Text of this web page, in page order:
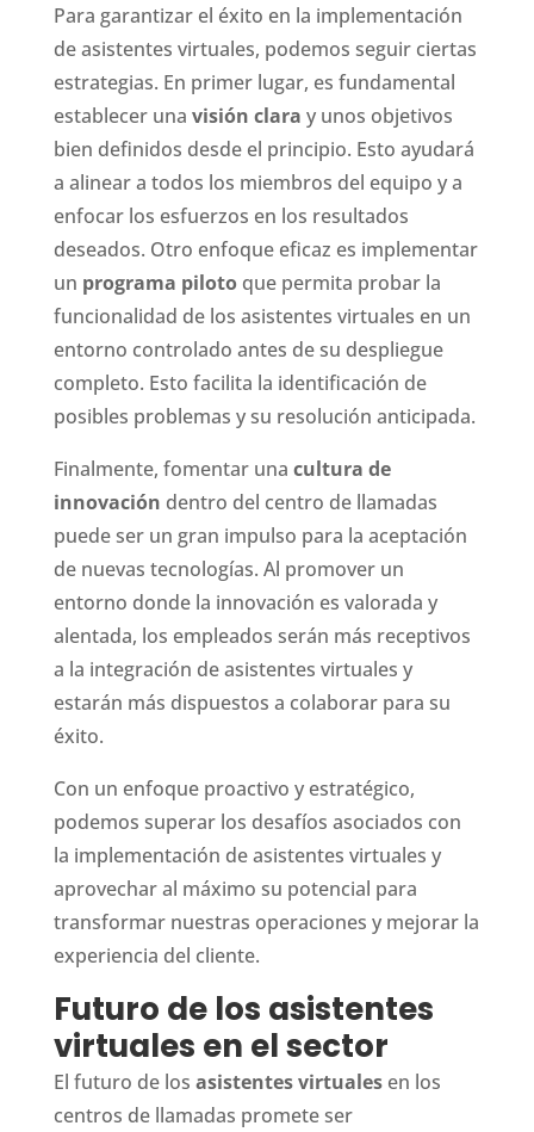
Para garantizar el éxito en la implementación
de asistentes virtuales, podemos seguir ciertas
estrategias. En primer lugar, es fundamental
establecer una visión clara y unos objetivos
bien definidos desde el principio. Esto ayudará
a alinear a todos los miembros del equipo y a
enfocar los esfuerzos en los resultados
deseados. Otro enfoque eficaz es implementar
un programa pilotoque permita probar la
funcionalidad de los asistentes virtuales en un
entorno controlado antes de su despliegue
completo. Esto facilita la identificación de
posibles problemas y su resolución anticipada.
Finalmente, fomentar una cultura de
innovación dentro del centro de llamadas
puede ser un gran impulso para la aceptación
de nuevas tecnologías. Al promover un
entorno donde la innovación es valorada y
alentada, los empleados serán más receptivos
a la integración de asistentes virtuales y
estarán más dispuestos a colaborar para su
éxito.
Con un enfoque proactivo y estratégico,
podemos superar los desafíos asociados con
la implementación de asistentes virtuales y
aprovechar al máximo su potencial para
transformar nuestras operaciones y mejorar la
experiencia del cliente.
Futuro de los asistentes
virtuales en el sector
El futuro de los asistentes virtualesen los
centros de llamadas promete ser